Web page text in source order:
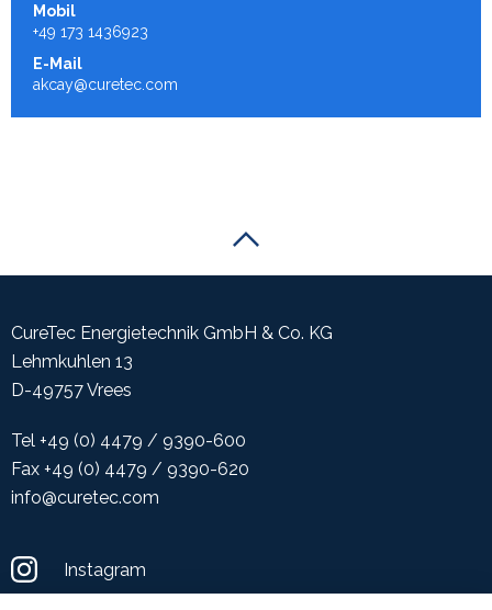
Mobil
+49 173 1436923
E-Mail
akcay@curetec.com
CureTec Energietechnik GmbH & Co. KG
Lehmkuhlen 13
D-49757 Vrees
Tel +49 (0) 4479 / 9390-600
Fax +49 (0) 4479 / 9390-620
info@curetec.com
Instagram